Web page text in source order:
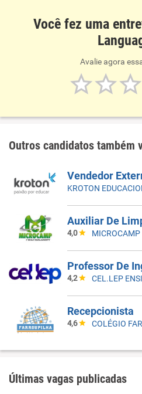
Você fez uma
Avalie agora
Outros candidatos também
KROTON
Auxiliar De
4,0 MICROCAMP
Professor De
4,2 CEL.LEP
Recepcionista
4,6 COLÉGIO
Últimas vagas publicadas